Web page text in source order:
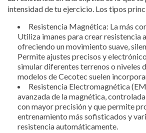
intensidad de tu ejercicio. Los tipos
Resistencia Magnética: La más
Utiliza imanes para crear resistencia
ofreciendo un movimiento suave,
Permite ajustes precisos y
simular diferentes terrenos o niveles
modelos de Cecotec suelen
Resistencia Electromagnética
avanzada de la magnética,
con mayor precisión y que permite
entrenamiento más sofisticados y
resistencia automáticamente.